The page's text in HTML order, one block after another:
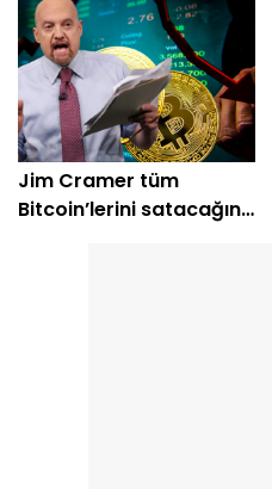
Jim Cramer tüm
Bitcoin’lerini satacağını